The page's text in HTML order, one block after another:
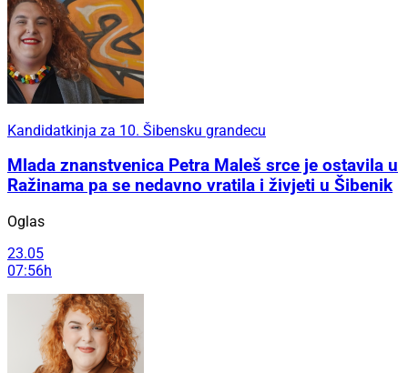
Kandidatkinja za 10. Šibensku grandecu
Mlada znanstvenica Petra Maleš srce je ostavila u
Ražinama pa se nedavno vratila i živjeti u Šibenik
Oglas
23.05
07:56h